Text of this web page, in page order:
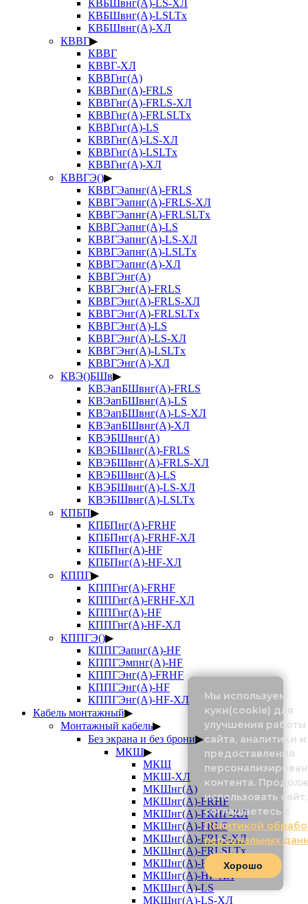
КВБШвнг(А)-LS-ХЛ
КВБШвнг(А)-LSLTx
КВБШвнг(А)-ХЛ
КВВГ▶
КВВГ
КВВГ-ХЛ
КВВГнг(А)
КВВГнг(А)-FRLS
КВВГнг(А)-FRLS-ХЛ
КВВГнг(А)-FRLSLTx
КВВГнг(А)-LS
КВВГнг(А)-LS-ХЛ
КВВГнг(А)-LSLTx
КВВГнг(А)-ХЛ
КВВГЭ()▶
КВВГЭапнг(А)-FRLS
КВВГЭапнг(А)-FRLS-ХЛ
КВВГЭапнг(А)-FRLSLTx
КВВГЭапнг(А)-LS
КВВГЭапнг(А)-LS-ХЛ
КВВГЭапнг(А)-LSLTx
КВВГЭапнг(А)-ХЛ
КВВГЭнг(А)
КВВГЭнг(А)-FRLS
КВВГЭнг(А)-FRLS-ХЛ
КВВГЭнг(А)-FRLSLTx
КВВГЭнг(А)-LS
КВВГЭнг(А)-LS-ХЛ
КВВГЭнг(А)-LSLTx
КВВГЭнг(А)-ХЛ
КВЭ()БШв▶
КВЭапБШвнг(А)-FRLS
КВЭапБШвнг(А)-LS
КВЭапБШвнг(А)-LS-ХЛ
КВЭапБШвнг(А)-ХЛ
КВЭБШвнг(А)
КВЭБШвнг(А)-FRLS
КВЭБШвнг(А)-FRLS-ХЛ
КВЭБШвнг(А)-LS
КВЭБШвнг(А)-LS-ХЛ
КВЭБШвнг(А)-LSLTx
КПБП▶
КПБПнг(А)-FRHF
КПБПнг(А)-FRHF-ХЛ
КПБПнг(А)-HF
КПБПнг(А)-HF-ХЛ
КППГ▶
КППГнг(А)-FRHF
КППГнг(А)-FRHF-ХЛ
КППГнг(А)-HF
КППГнг(А)-HF-ХЛ
КППГЭ()▶
КППГЭапнг(А)-HF
КППГЭмпнг(А)-HF
КППГЭнг(А)-FRHF
КППГЭнг(А)-HF
КППГЭнг(А)-HF-ХЛ
Кабель монтажный▶
Монтажный кабель▶
Без экрана и без брони▶
МКШ▶
МКШ
МКШ-ХЛ
МКШнг(А)
МКШнг(А)-FRHF
МКШнг(А)-FRHF-ХЛ
МКШнг(А)-FRLS
МКШнг(А)-FRLS-ХЛ
МКШнг(А)-FRLSLTx
МКШнг(А)-HF
МКШнг(А)-HF-ХЛ
МКШнг(А)-LS
МКШнг(А)-LS-ХЛ
Мы используем
куки(cookie) для
улучшения работы
сайта, аналитики и
предоставления
контента.
использовать
соглашаетесь с
Политикой
персональных
Хорошо